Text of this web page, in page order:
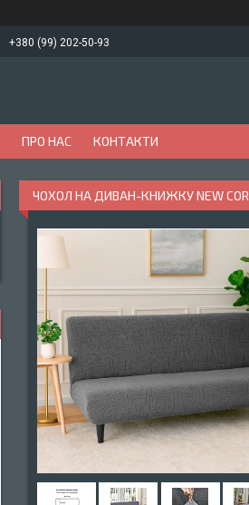
+380 (99) 202-50-93
ПРО НАС КОНТАКТИ
ЧОХОЛ НА ДИВАН-КНИЖКУ NEW CORN